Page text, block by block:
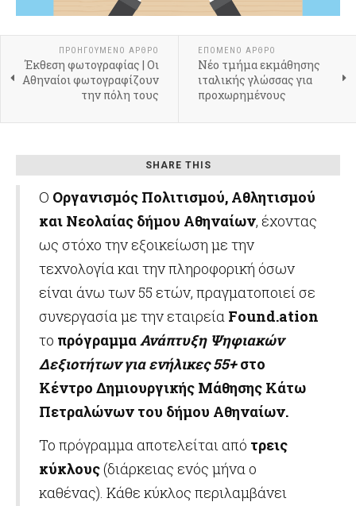
ΠΡΟΗΓΟΎΜΕΝΟ ΆΡΘΡΟ
Έκθεση φωτογραφίας | Οι
Αθηναίοι φωτογραφίζουν
την πόλη τους
ΕΠΌΜΕΝΟ ΆΡΘΡΟ
Νέο τμήμα εκμάθησης
ιταλικής γλώσσας για
προχωρημένους
SHARE THIS
O Οργανισμός Πολιτισμού, Αθλητισμού
και Νεολαίας δήμου Αθηναίων, έχοντας
ως στόχο την εξοικείωση με την
τεχνολογία και την πληροφορική όσων
είναι άνω των 55 ετών, πραγματοποιεί σε
συνεργασία με την εταιρεία Found.ation
το πρόγραμμαΑνάπτυξη Ψηφιακών
Δεξιοτήτων για ενήλικες 55+στο
Κέντρο Δημιουργικής Μάθησης Κάτω
Πετραλώνων του δήμου Αθηναίων.
Το πρόγραμμα αποτελείται από τρεις
κύκλους(διάρκειας ενός μήνα ο
καθένας). Κάθε κύκλος περιλαμβάνει